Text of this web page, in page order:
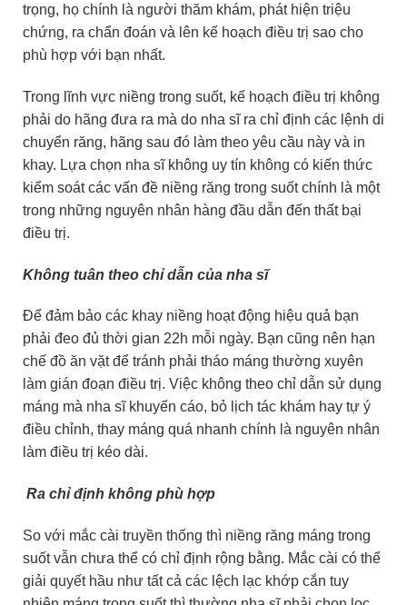
trọng, họ chính là người thăm khám, phát hiện triệu
chứng, ra chẩn đoán và lên kế hoạch điều trị sao cho
phù hợp với bạn nhất.
Trong lĩnh vực niềng trong suốt, kế hoạch điều trị không
phải do hãng đưa ra mà do nha sĩ ra chỉ định các lệnh di
chuyển răng, hãng sau đó làm theo yêu cầu này và in
khay. Lựa chọn nha sĩ không uy tín không có kiến thức
kiểm soát các vấn đề niềng răng trong suốt chính là một
trong những nguyên nhân hàng đầu dẫn đến thất bại
điều trị.
Không tuân theo chỉ dẫn của nha sĩ
Để đảm bảo các khay niềng hoạt động hiệu quả bạn
phải đeo đủ thời gian 22h mỗi ngày. Bạn cũng nên hạn
chế đồ ăn vặt để tránh phải tháo máng thường xuyên
làm gián đoạn điều trị. Việc không theo chỉ dẫn sử dụng
máng mà nha sĩ khuyến cáo, bỏ lịch tác khám hay tự ý
điều chỉnh, thay máng quá nhanh chính là nguyên nhân
làm điều trị kéo dài.
Ra chỉ định không phù hợp
So với mắc cài truyền thống thì niềng răng máng trong
suốt vẫn chưa thể có chỉ định rộng bằng. Mắc cài có thể
giải quyết hầu như tất cả các lệch lạc khớp cắn tuy